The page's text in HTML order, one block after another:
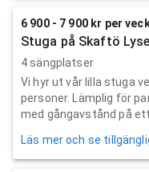
6 900 - 7 900 kr per
Stuga på Skaftö
4 sängplatser
Vi hyr ut vår lilla stuga
personer. Lämplig för
med gångavstånd på ett
Läs mer och se